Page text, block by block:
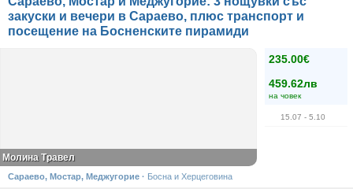
закуски и вечери в Сараево, плюс транспорт и
посещение на Босненските пирамиди
235.00€
459.62лв
на човек
15.07 - 5.10
Молина Травел
Сараево, Мостар, Меджугорие · Босна и Херцеговина